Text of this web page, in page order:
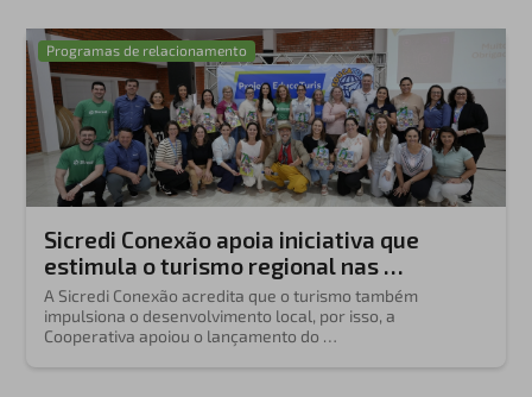
Programas de relacionamento
Sicredi Conexão apoia iniciativa que
estimula o turismo regional nas …
A Sicredi Conexão acredita que o turismo também
impulsiona o desenvolvimento local, por isso, a
Cooperativa apoiou o lançamento do …